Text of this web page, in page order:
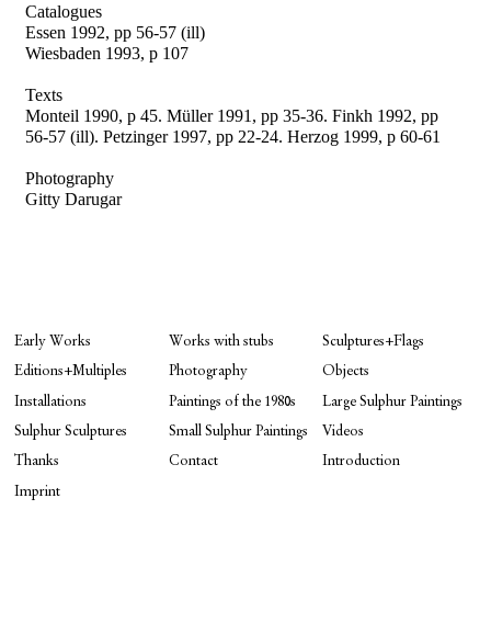
Catalogues
Essen 1992, pp 56-57 (ill)
Wiesbaden 1993, p 107
Texts
Monteil 1990, p 45. Müller 1991, pp 35-36. Finkh 1992, pp
56-57 (ill). Petzinger 1997, pp 22-24. Herzog 1999, p 60-61
Photography
Gitty Darugar
Early Works Works with stubs Sculptures+Flags
Editions+Multiples Photography Objects
Installations Paintings of the 1980s Large Sulphur Paintings
Sulphur Sculptures Small Sulphur Paintings Videos
Thanks Contact Introduction
Imprint